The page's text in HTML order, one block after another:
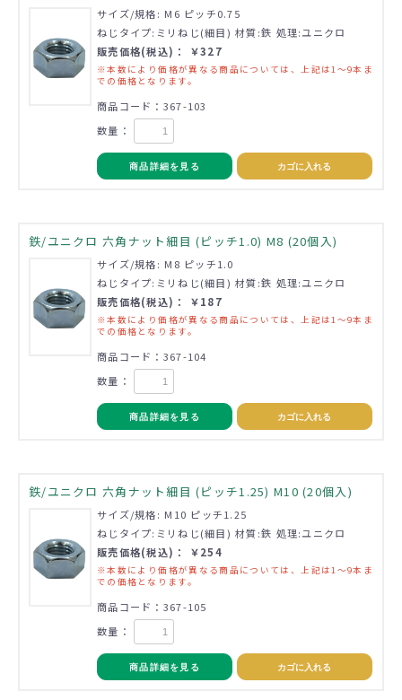
サイズ/規格: M6 ピッチ0.75
ねじタイプ:ミリねじ(細目) 材質:鉄 処理:ユニクロ
販売価格(税込)： ￥327
※本数により価格が異なる商品については、上記は1～9本ま
での価格となります。
商品コード：367-103
数量：
商品詳細を見る カゴに入れる
鉄/ユニクロ 六角ナット細目 (ピッチ1.0) M8 (20個入)
サイズ/規格: M8 ピッチ1.0
ねじタイプ:ミリねじ(細目) 材質:鉄 処理:ユニクロ
販売価格(税込)： ￥187
※本数により価格が異なる商品については、上記は1～9本ま
での価格となります。
商品コード：367-104
数量：
商品詳細を見る カゴに入れる
鉄/ユニクロ 六角ナット細目 (ピッチ1.25) M10 (20個入)
サイズ/規格: M10 ピッチ1.25
ねじタイプ:ミリねじ(細目) 材質:鉄 処理:ユニクロ
販売価格(税込)： ￥254
※本数により価格が異なる商品については、上記は1～9本ま
での価格となります。
商品コード：367-105
数量：
商品詳細を見る カゴに入れる